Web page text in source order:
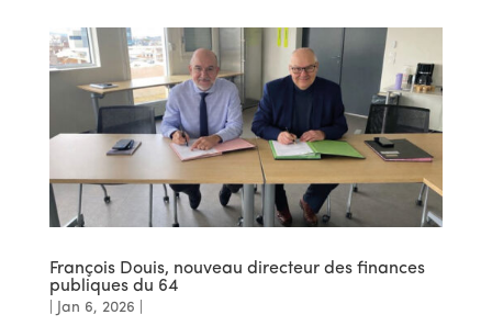
François Douis, nouveau directeur des finances
publiques du 64
Jan 6, 2026